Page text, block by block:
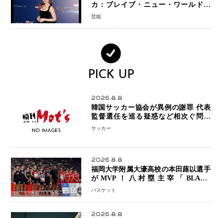
カ：ブレイブ・ニュー・ワールド』
新ブラック・ウィドウ役のシラ・ハー
芸能
PICK UP
2026.8.8
韓国サッカー協会が異例の謝罪 代表
監督選任を巡る疑惑など相次ぐ問題
「組織の刷新」誓う
サッカー
2026.8.8
福岡大学附属大濠高校の本田蕗以選手
がMVP！八村塁主宰「BLACK
SAMURAI SUMMIT 2026」で存在
なった」
バスケット
2026.8.8